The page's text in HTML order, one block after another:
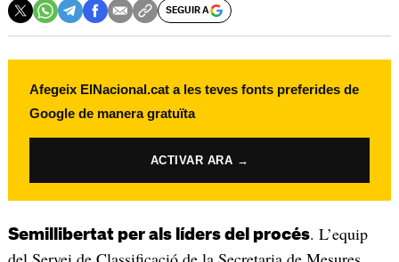
SEGUIR A
Afegeix ElNacional.cat a les teves fonts preferides de
Google de manera gratuïta
ACTIVAR ARA →
Semillibertat per als líders del procés. L’equip